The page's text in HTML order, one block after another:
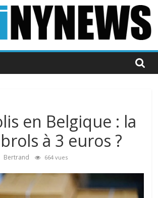
en Belgique : la
à 3 euros ?
Bertrand 664 vues